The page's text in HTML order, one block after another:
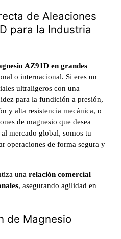
de Aleaciones
para la Industria
AZ91D en grandes
o internacional. Si eres un
ultraligeros con una
para la fundición a presión,
y alta resistencia mecánica, o
de magnesio que desea
mercado global, somos tu
operaciones de forma segura y
una relación comercial
, asegurando agilidad en
de Magnesio